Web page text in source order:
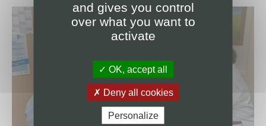
and gives you control
over what you want to
activate
OK, accept all
Deny all cookies
Personalize